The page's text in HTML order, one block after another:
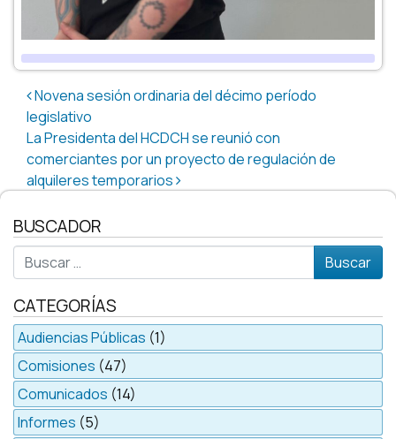
Post navigation
Novena sesión ordinaria del décimo período
legislativo
La Presidenta del HCDCH se reunió con
comerciantes por un proyecto de regulación de
alquileres temporarios
BUSCADOR
Buscar
CATEGORÍAS
Audiencias Públicas (1)
Comisiones (47)
Comunicados (14)
Informes (5)